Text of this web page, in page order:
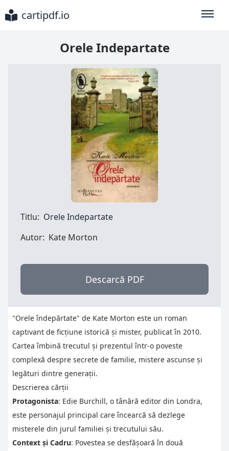
cartipdf.io
Orele Indepartate
Titlu: Orele Indepartate
Autor: Kate Morton
Descarcă PDF
"Orele îndepărtate" de Kate Morton este un roman
captivant de ficțiune istorică și mister, publicat în 2010.
Cartea îmbină trecutul și prezentul într-o poveste
complexă despre secrete de familie, mistere ascunse și
legături dintre generații.
Descrierea cărții
Protagonista: Edie Burchill, o tânără editor din Londra,
este personajul principal care încearcă să dezlege
misterele din jurul familiei și trecutului său.
Context și Cadru: Povestea se desfășoară în două